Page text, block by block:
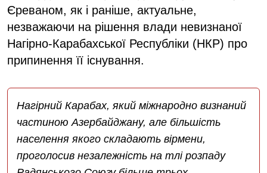
Єреваном, як і раніше, актуальне,
незважаючи на рішення влади невизнаної
Нагірно-Карабахської Республіки (НКР) про
припинення її існування.
Нагірний Карабах, який міжнародно визнаний
частиною Азербайджану, але більшість
населення якого складають вірмени,
проголосив незалежність на тлі розпаду